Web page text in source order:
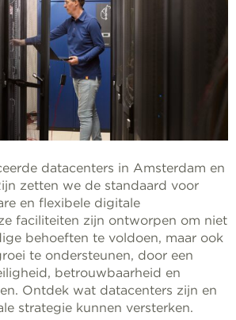
datacenters in Amsterdam en
zetten we de standaard voor
en flexibele digitale
faciliteiten zijn ontworpen om niet
behoeften te voldoen, maar ook
te ondersteunen, door een
betrouwbaarheid en
Ontdek wat datacenters zijn en
strategie kunnen versterken.